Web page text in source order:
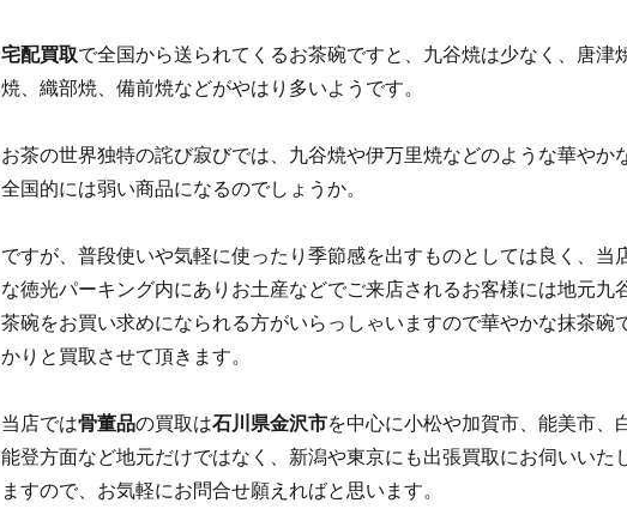
宅配買取で全国から送られてくるお茶碗ですと、九谷焼は少なく、唐津
焼、織部焼、備前焼などがやはり多いようです。
お茶の世界独特の詫び寂びでは、九谷焼や伊万里焼などのような華やか
全国的には弱い商品になるのでしょうか。
ですが、普段使いや気軽に使ったり季節感を出すものとしては良く、当
な徳光パーキング内にありお土産などでご来店されるお客様には地元九
茶碗をお買い求めになられる方がいらっしゃいますので華やかな抹茶碗
かりと買取させて頂きます。
当店では骨董品の買取は石川県金沢市を中心に小松や加賀市、能美市、
能登方面など地元だけではなく、新潟や東京にも出張買取にお伺いいた
ますので、お気軽にお問合せ願えればと思います。